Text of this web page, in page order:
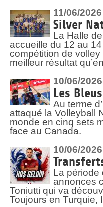
11/06/2026
Silver
La Halle
accueille du 12 au
compétition de
meilleur résultat
10/06/2026
Les
Au terme
attaqué la Volleyball
monde en cinq sets
face au Canada.
10/06/2026
La période
annonces
Toniutti qui va
Toujours en Turquie,